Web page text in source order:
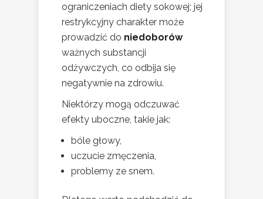
ograniczeniach diety sokowej; jej
restrykcyjny charakter może
prowadzić do niedoborów
ważnych substancji
odżywczych, co odbija się
negatywnie na zdrowiu.
Niektórzy mogą odczuwać
efekty uboczne, takie jak:
bóle głowy,
uczucie zmęczenia,
problemy ze snem.